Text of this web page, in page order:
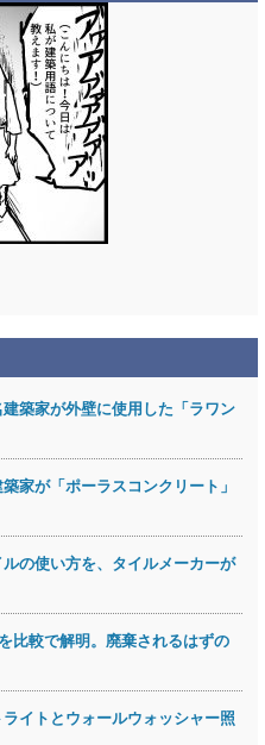
築家が外壁に使用した「ラワン
家が「ポーラスコンクリート」
の使い方を、タイルメーカーが
比較で解明。廃棄されるはずの
イトとウォールウォッシャー照